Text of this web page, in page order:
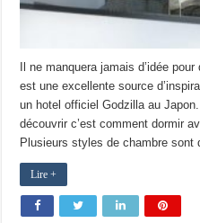
Il ne manquera jamais d’idée
est une excellente source
un hotel officiel Godzilla au
découvrir c’est comment dormir
Plusieurs styles de chambre
Lire +